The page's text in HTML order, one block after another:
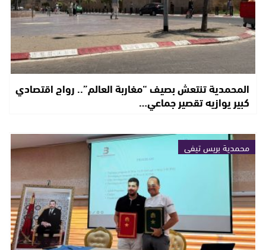
المحمدية تنتعش بصيف “مغاربة العالم”.. رواج اقتصادي
كبير يوازيه تقصير جماعي…
محمدية بريس تيفي